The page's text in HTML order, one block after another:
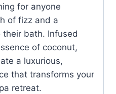
for anyone
of fizz and a
bath. Infused
of coconut,
a luxurious,
that transforms your
retreat.